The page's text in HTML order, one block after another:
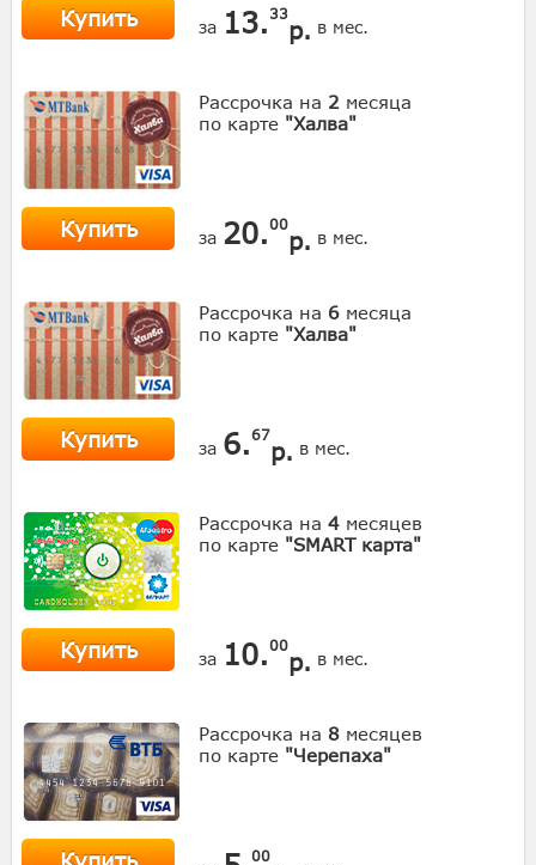
Купить за 13. 33
р. в мес.
Рассрочка на 2 месяца
по карте "Халва"
Купить за 20.00
р. в мес.
Рассрочка на 6 месяца
по карте "Халва"
Купить за 6.67
р. в мес.
Рассрочка на 4 месяцев
по карте "SMART карта"
Купить за 10.00
р. в мес.
Рассрочка на 8 месяцев
по карте "Черепаха"
00